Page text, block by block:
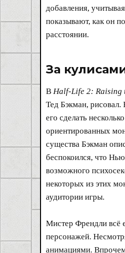
добавления,
показывают, как он
расстоянии.
За
В Half-Life 2: Raising
Тед Бэкман, рисовал.
его сделать
ориентированных
существа Бэкман
беспокоился, что
возможного
некоторых из этих
аудитории игры.
Мистер Френдли всё
персонажей.
анимациями.